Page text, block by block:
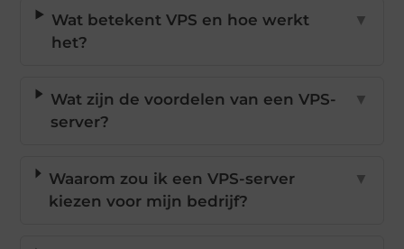
Wat betekent VPS en hoe werkt
het?
▼
Wat zijn de voordelen van een VPS-
server?
▼
Waarom zou ik een VPS-server
kiezen voor mijn bedrijf?
▼